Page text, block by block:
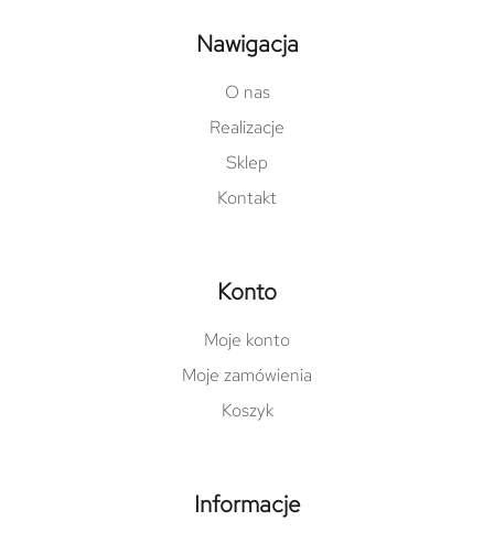
Nawigacja
O nas
Realizacje
Sklep
Kontakt
Konto
Moje konto
Moje zamówienia
Koszyk
Informacje